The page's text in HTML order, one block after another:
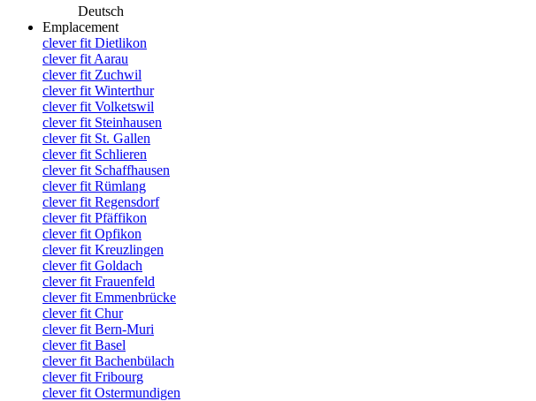
Deutsch
Emplacement
clever fit Dietlikon
clever fit Aarau
clever fit Zuchwil
clever fit Winterthur
clever fit Volketswil
clever fit Steinhausen
clever fit St. Gallen
clever fit Schlieren
clever fit Schaffhausen
clever fit Rümlang
clever fit Regensdorf
clever fit Pfäffikon
clever fit Opfikon
clever fit Kreuzlingen
clever fit Goldach
clever fit Frauenfeld
clever fit Emmenbrücke
clever fit Chur
clever fit Bern-Muri
clever fit Basel
clever fit Bachenbülach
clever fit Fribourg
clever fit Ostermundigen